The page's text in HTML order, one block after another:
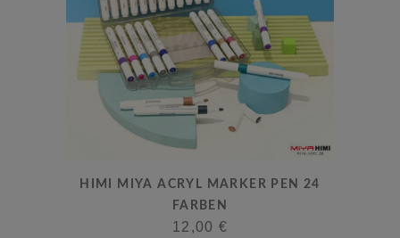
HIMI MIYA ACRYL MARKER PEN 24
FARBEN
12,00 €